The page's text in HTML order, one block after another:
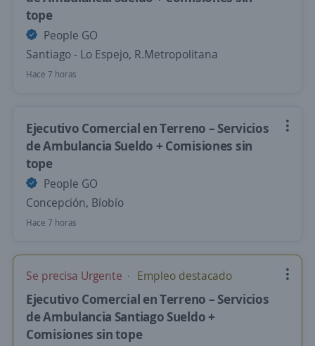
tope
People GO
Santiago - Lo Espejo, R.Metropolitana
Hace 7 horas
Ejecutivo Comercial en Terreno – Servicios
de Ambulancia Sueldo + Comisiones sin
tope
People GO
Concepción, Bíobío
Hace 7 horas
Se precisa Urgente Empleo destacado
Ejecutivo Comercial en Terreno – Servicios
de Ambulancia Santiago Sueldo +
Comisiones sin tope